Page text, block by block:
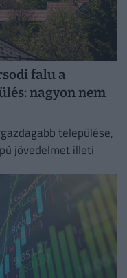
falu a
nagyon nem
települése,
jövedelmet illeti